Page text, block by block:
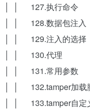
│ │ 127.执行命令
│ │ 128.数据包注入
│ │ 129.注入的选择
│ │ 130.代理
│ │ 131.常用参数
│ │ 132.tamper加载
│ │ 133.tamper自定